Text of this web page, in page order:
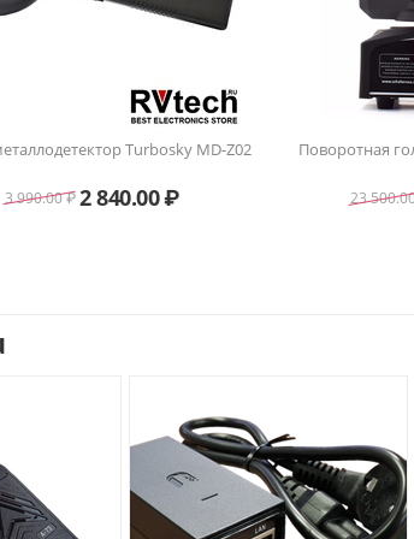
Turbosky MD-Z02
3 990.00₽2 840.00₽
Поворотная
23